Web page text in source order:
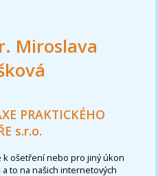
Miroslava
PRAKTICKÉHO
s.r.o.
k ošetření nebo pro jiný úkon
to na našich internetových